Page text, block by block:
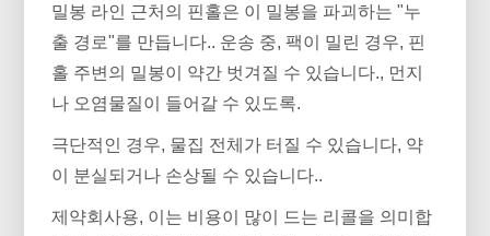
밀봉 라인 근처의 핀홀은 이 밀봉을 파괴하는 "누
출 경로"를 만듭니다.. 운송 중, 팩이 밀린 경우, 핀
홀 주변의 밀봉이 약간 벗겨질 수 있습니다., 먼지
나 오염물질이 들어갈 수 있도록.
극단적인 경우, 물집 전체가 터질 수 있습니다, 약
이 분실되거나 손상될 수 있습니다..
제약회사용, 이는 비용이 많이 드는 리콜을 의미합